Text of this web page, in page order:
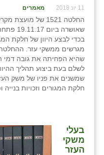
11 יונ 2018 מאמרים
החלטה 1521 של
בכדי לבצע היוון של חלקת
מגרשים ממשקי עזר.
שהיא הפחיתה את גובה דמי
לשלם בעת ביצוע תהליך
שמשנים את פניו של משק
חלקת המגורים וזכויות בנייה
בעלי
משקי
העזר